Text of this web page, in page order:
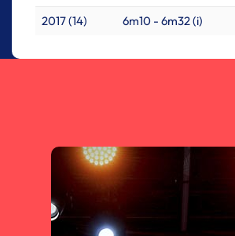
2017 (14)
6m10 - 6m32 (i)